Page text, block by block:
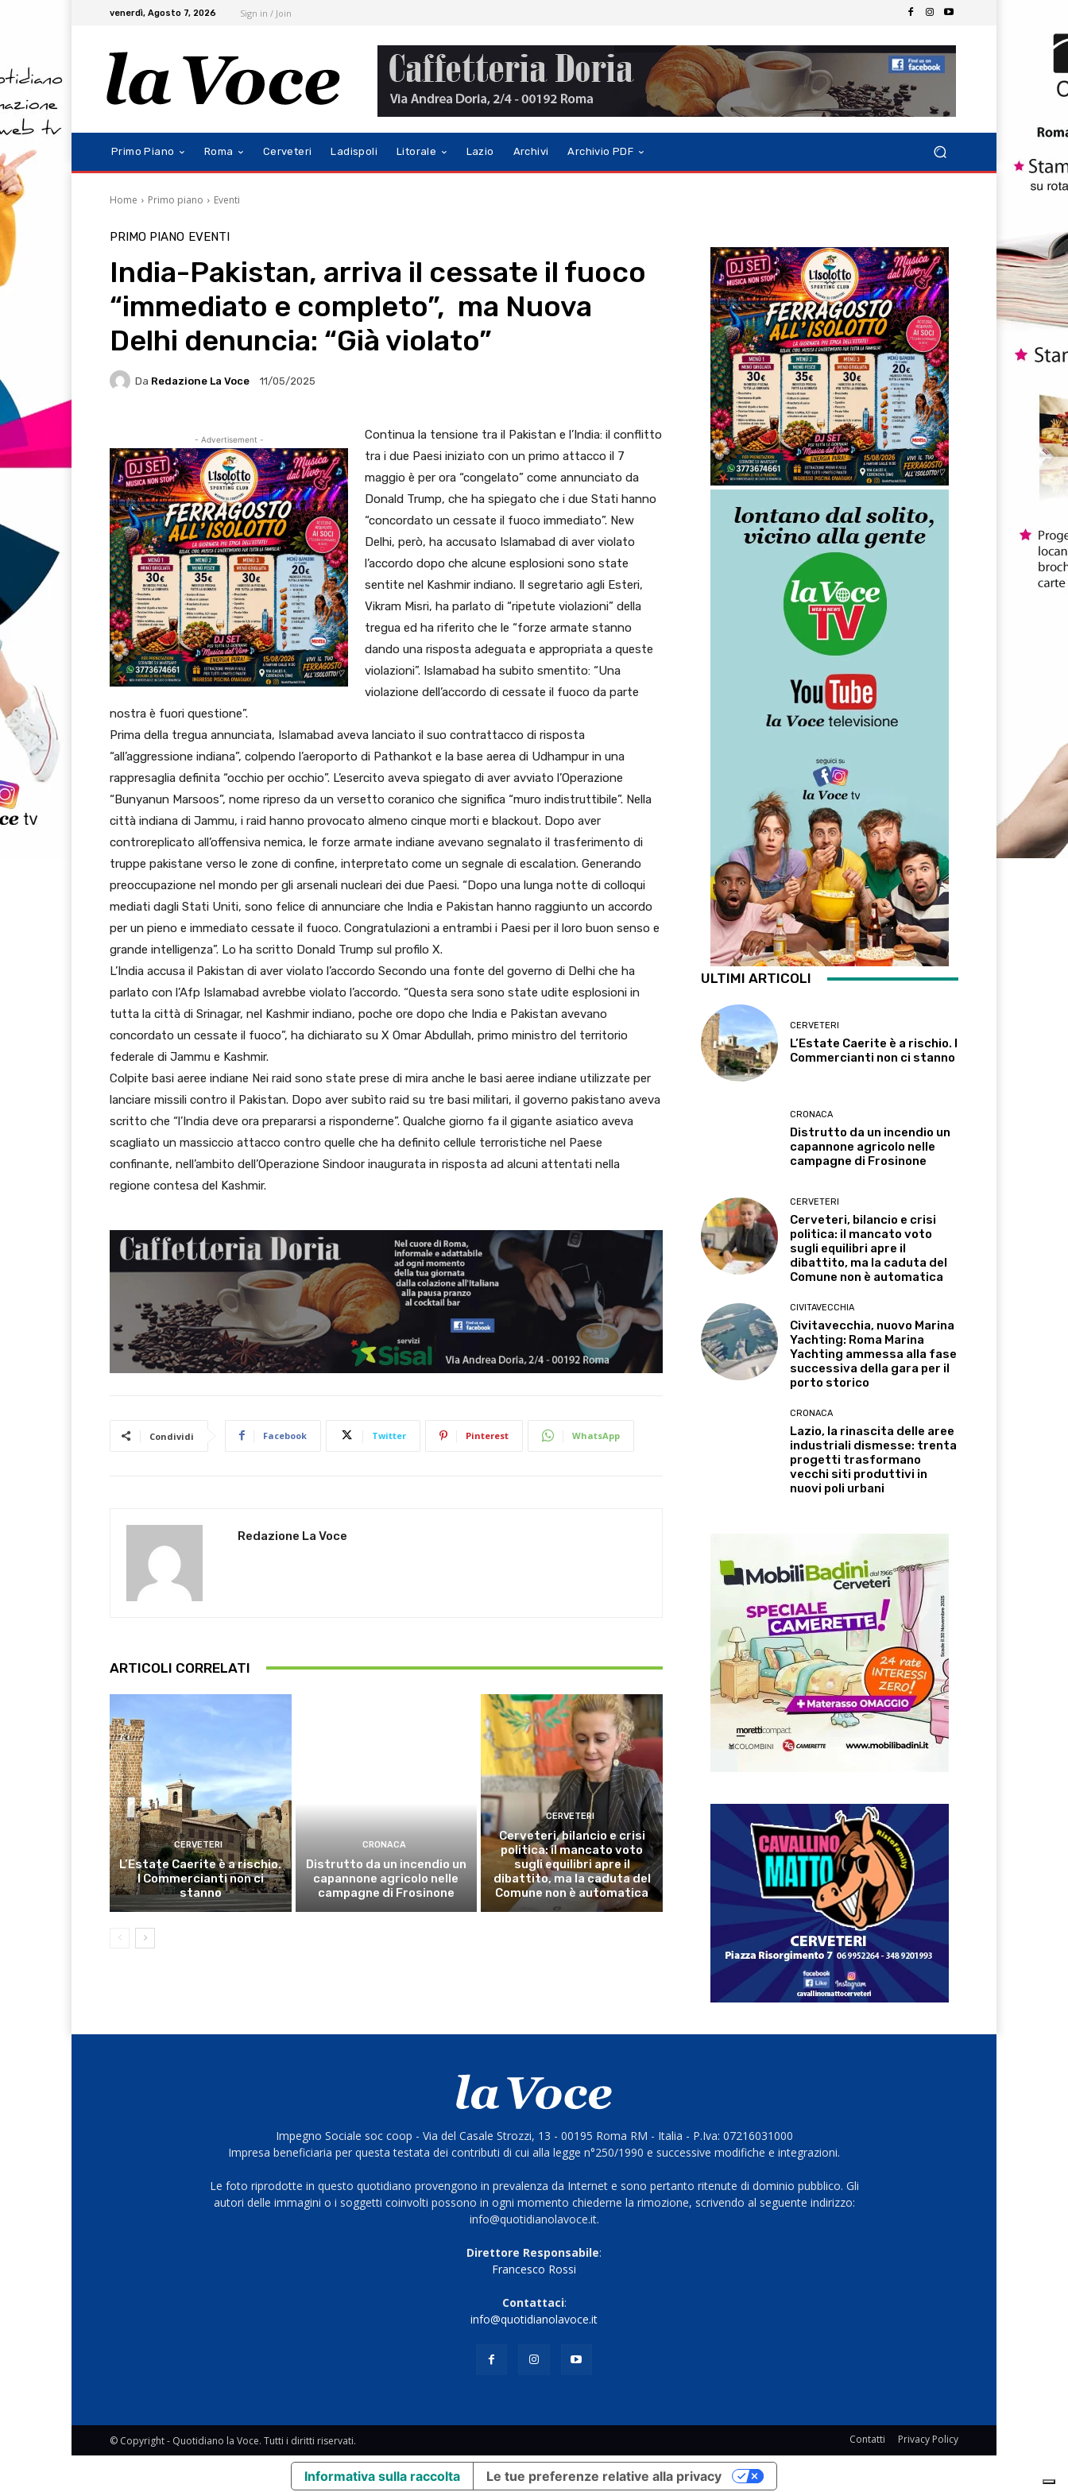
venerdì, Agosto 7, 2026 Sign in / Join
Primo Piano Roma Cerveteri Ladispoli Litorale Lazio Archivi Archivio PDF
Home Primo piano Eventi
PRIMO PIANO EVENTI
India-Pakistan, arriva il cessate il fuoco
“immediato e completo”, ma Nuova
Delhi denuncia: “Già violato”
Da Redazione La Voce 11/05/2025
- Advertisement -
Continua la tensione tra il Pakistan e l’India: il conflitto
tra i due Paesi iniziato con un primo attacco il 7
maggio è per ora “congelato” come annunciato da
Donald Trump, che ha spiegato che i due Stati hanno
“concordato un cessate il fuoco immediato”. New
Delhi, però, ha accusato Islamabad di aver violato
l’accordo dopo che alcune esplosioni sono state
sentite nel Kashmir indiano. Il segretario agli Esteri,
Vikram Misri, ha parlato di “ripetute violazioni” della
tregua ed ha riferito che le “forze armate stanno
dando una risposta adeguata e appropriata a queste
violazioni”. Islamabad ha subito smentito: “Una
violazione dell’accordo di cessate il fuoco da parte
nostra è fuori questione”.
Prima della tregua annunciata, Islamabad aveva lanciato il suo contrattacco di risposta
“all’aggressione indiana”, colpendo l’aeroporto di Pathankot e la base aerea di Udhampur in una
rappresaglia definita “occhio per occhio”. L’esercito aveva spiegato di aver avviato l’Operazione
“Bunyanun Marsoos”, nome ripreso da un versetto coranico che significa “muro indistruttibile”. Nella
città indiana di Jammu, i raid hanno provocato almeno cinque morti e blackout. Dopo aver
controreplicato all’offensiva nemica, le forze armate indiane avevano segnalato il trasferimento di
truppe pakistane verso le zone di confine, interpretato come un segnale di escalation. Generando
preoccupazione nel mondo per gli arsenali nucleari dei due Paesi. “Dopo una lunga notte di colloqui
mediati dagli Stati Uniti, sono felice di annunciare che India e Pakistan hanno raggiunto un accordo
per un pieno e immediato cessate il fuoco. Congratulazioni a entrambi i Paesi per il loro buon senso e
grande intelligenza”. Lo ha scritto Donald Trump sul profilo X.
L’India accusa il Pakistan di aver violato l’accordo Secondo una fonte del governo di Delhi che ha
parlato con l’Afp Islamabad avrebbe violato l’accordo. “Questa sera sono state udite esplosioni in
tutta la città di Srinagar, nel Kashmir indiano, poche ore dopo che India e Pakistan avevano
concordato un cessate il fuoco”, ha dichiarato su X Omar Abdullah, primo ministro del territorio
federale di Jammu e Kashmir.
Colpite basi aeree indiane Nei raid sono state prese di mira anche le basi aeree indiane utilizzate per
lanciare missili contro il Pakistan. Dopo aver subìto raid su tre basi militari, il governo pakistano aveva
scritto che “l’India deve ora prepararsi a risponderne”. Qualche giorno fa il gigante asiatico aveva
scagliato un massiccio attacco contro quelle che ha definito cellule terroristiche nel Paese
confinante, nell’ambito dell’Operazione Sindoor inaugurata in risposta ad alcuni attentati nella
regione contesa del Kashmir.
Condividi Facebook Twitter Pinterest WhatsApp
Redazione La Voce
ARTICOLI CORRELATI
CERVETERI
L’Estate Caerite è a rischio.
I Commercianti non ci
stanno
CRONACA
Distrutto da un incendio un
capannone agricolo nelle
campagne di Frosinone
CERVETERI
Cerveteri, bilancio e crisi
politica: il mancato voto
sugli equilibri apre il
dibattito, ma la caduta del
Comune non è automatica
ULTIMI ARTICOLI
CERVETERI
L’Estate Caerite è a rischio. I
Commercianti non ci stanno
CRONACA
Distrutto da un incendio un
capannone agricolo nelle
campagne di Frosinone
CERVETERI
Cerveteri, bilancio e crisi
politica: il mancato voto
sugli equilibri apre il
dibattito, ma la caduta del
Comune non è automatica
CIVITAVECCHIA
Civitavecchia, nuovo Marina
Yachting: Roma Marina
Yachting ammessa alla fase
successiva della gara per il
porto storico
CRONACA
Lazio, la rinascita delle aree
industriali dismesse: trenta
progetti trasformano
vecchi siti produttivi in
nuovi poli urbani
Impegno Sociale soc coop - Via del Casale Strozzi, 13 - 00195 Roma RM - Italia - P.Iva: 07216031000
Impresa beneficiaria per questa testata dei contributi di cui alla legge n°250/1990 e successive modifiche e integrazioni.
Le foto riprodotte in questo quotidiano provengono in prevalenza da Internet e sono pertanto ritenute di dominio pubblico. Gli
autori delle immagini o i soggetti coinvolti possono in ogni momento chiederne la rimozione, scrivendo al seguente indirizzo:
info@quotidianolavoce.it.
Direttore Responsabile:
Francesco Rossi
Contattaci:
info@quotidianolavoce.it
© Copyright - Quotidiano la Voce. Tutti i diritti riservati. Contatti Privacy Policy
Informativa sulla raccolta Le tue preferenze relative alla privacy